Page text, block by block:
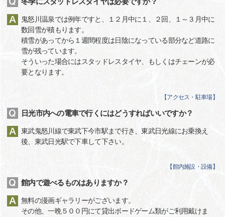
鬼怒川温泉では例年ですと、１２月中に１、２回、１～３月中に
数回雪が積もります。
積雪があってから１週間程度は日陰になっている部分など道路に
雪が残っています。
そういった場合にはスタッドレスタイヤ、もしくはチェーンが必
要となります。
【アクセス・駐車場】
日光市内への電車で行くにはどうすればいいですか？
東武鬼怒川線で東武下今市駅まで行き、東武日光線にお乗換え
後、東武日光駅で下車して下さい。
【館内施設・設備】
館内で遊べるものはありますか？
無料の漫画ギャラリーがございます。
その他、一晩５００円にて貸出ボードゲーム類がご利用戴けま